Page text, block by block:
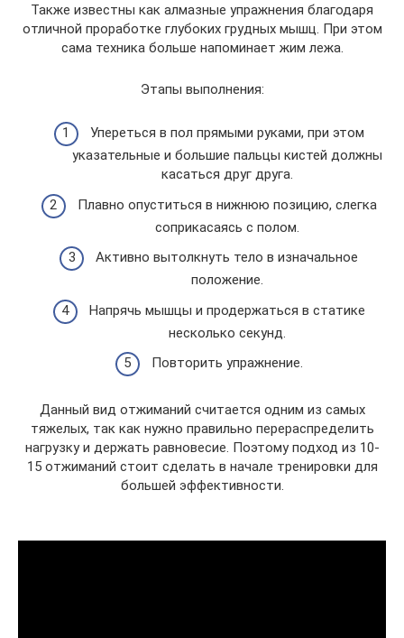
Также известны как алмазные упражнения благодаря
отличной проработке глубоких грудных мышц. При этом
сама техника больше напоминает жим лежа.
Этапы выполнения:
Упереться в пол прямыми руками, при этом
указательные и большие пальцы кистей должны
касаться друг друга.
Плавно опуститься в нижнюю позицию, слегка
соприкасаясь с полом.
Активно вытолкнуть тело в изначальное
положение.
Напрячь мышцы и продержаться в статике
несколько секунд.
Повторить упражнение.
Данный вид отжиманий считается одним из самых
тяжелых, так как нужно правильно перераспределить
нагрузку и держать равновесие. Поэтому подход из 10-
15 отжиманий стоит сделать в начале тренировки для
большей эффективности.